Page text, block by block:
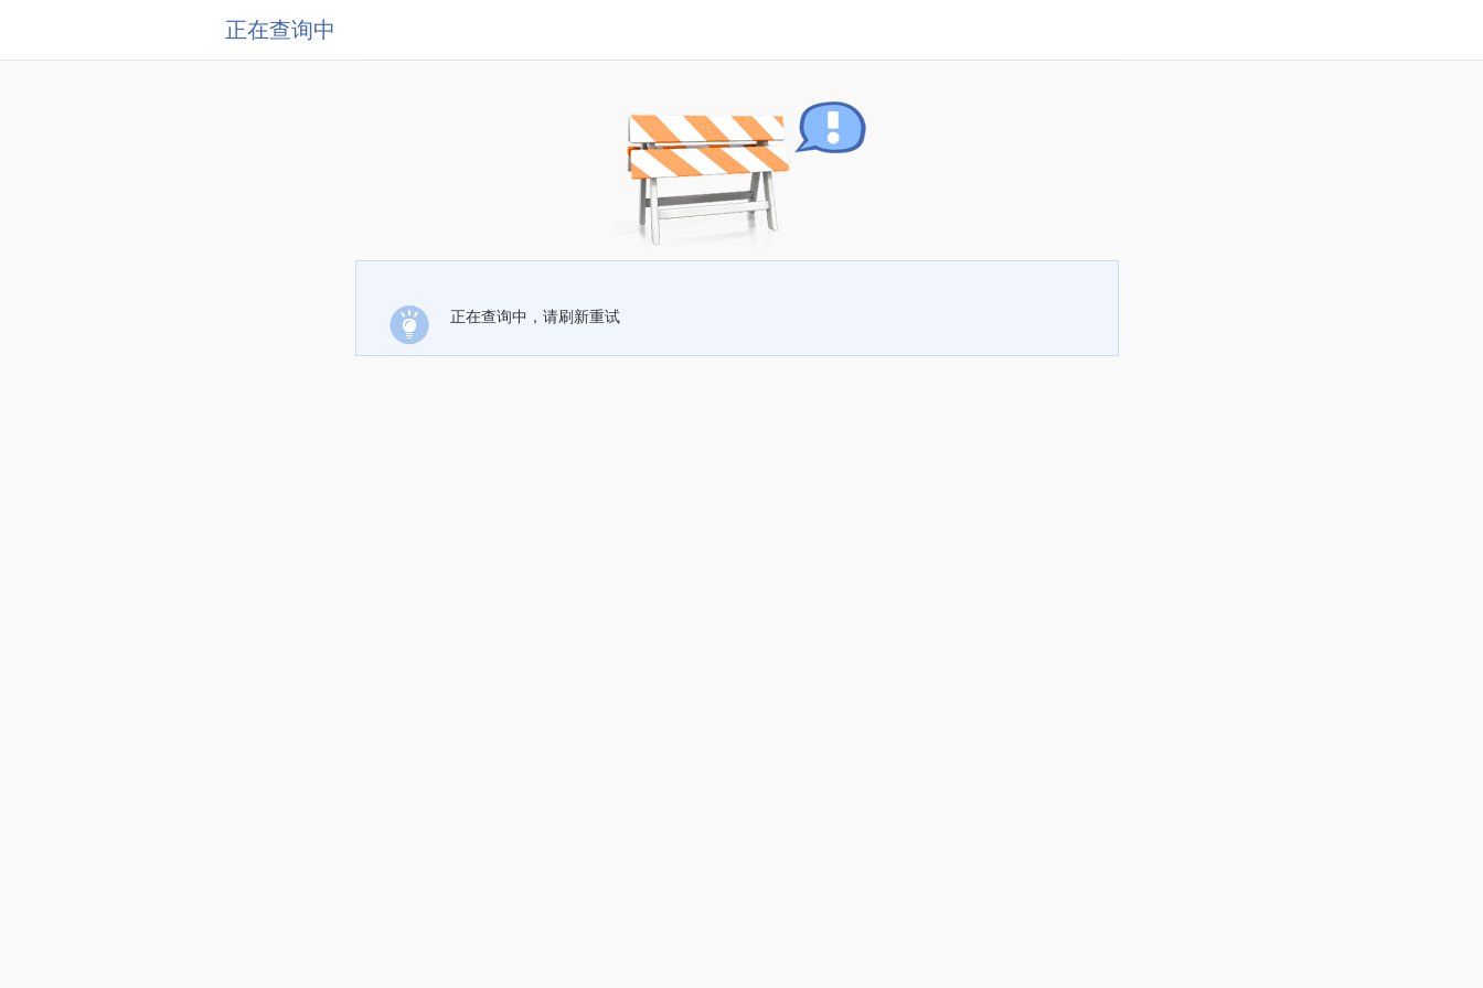
正在查询中
正在查询中，请刷新重试